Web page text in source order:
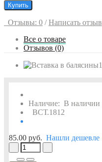
Купить
Отзывы: 0 / Написать отзыв
Все о товаре
Отзывов (0)
Наличие: В наличии
ВСТ.1812
85.00 руб. Нашли дешевле